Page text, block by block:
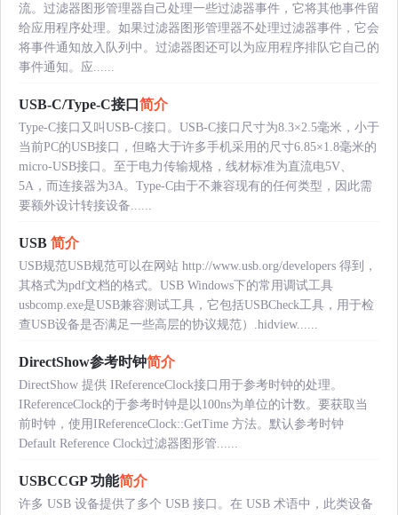
流。过滤器图形管理器自己处理一些过滤器事件，它将其他事件留
给应用程序处理。如果过滤器图形管理器不处理过滤器事件，它会
将事件通知放入队列中。过滤器图还可以为应用程序排队它自己的
事件通知。应......
USB-C/Type-C接口 简介
Type-C接口又叫USB-C接口。USB-C接口尺寸为8.3×2.5毫米，小于
当前PC的USB接口，但略大于许多手机采用的尺寸6.85×1.8毫米的
micro-USB接口。至于电力传输规格，线材标准为直流电5V、
5A，而连接器为3A。Type-C由于不兼容现有的任何类型，因此需
要额外设计转接设备......
USB 简介
USB规范USB规范可以在网站 http://www.usb.org/developers 得到，
其格式为pdf文档的格式。USB Windows下的常用调试工具
usbcomp.exe是USB兼容测试工具，它包括USBCheck工具，用于检
查USB设备是否满足一些高层的协议规范）.hidview......
DirectShow参考时钟简介
DirectShow 提供 IReferenceClock接口用于参考时钟的处理。
IReferenceClock的于参考时钟是以100ns为单位的计数。要获取当
前时钟，使用IReferenceClock::GetTime 方法。默认参考时钟
Default Reference Clock过滤器图形管......
USBCCGP 功能简介
许多 USB 设备提供了多个 USB 接口。在 USB 术语中，此类设备